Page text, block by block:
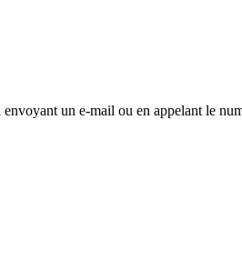
un e-mail ou en appelant le